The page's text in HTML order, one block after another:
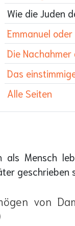
Wie die Juden
Emmanuel
Die Nachahmer
Das
Alle Seiten
Mensch
geschrieben
von